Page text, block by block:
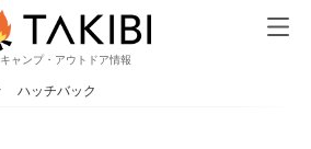
キャンプ・アウトドア情報
ハッチバック